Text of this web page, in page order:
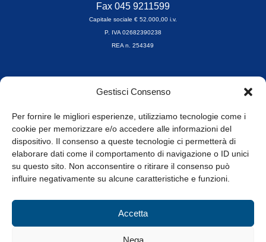
Gestisci Consenso
Per fornire le migliori esperienze, utilizziamo tecnologie come i
cookie per memorizzare e/o accedere alle informazioni del
dispositivo. Il consenso a queste tecnologie ci permetterà di
elaborare dati come il comportamento di navigazione o ID unici
su questo sito. Non acconsentire o ritirare il consenso può
influire negativamente su alcune caratteristiche e funzioni.
Accetta
Nega
Fax 045 9211599
Capitale sociale € 52.000,00 i.v.
P. IVA 02682390238
REA n. 254349
Orari di apertura
8.30-13.00 / 14.00-17.30
Whistleblowing
© Tutti i diritti riservati
Privacy Policy e Cookie|Informativa Cookie